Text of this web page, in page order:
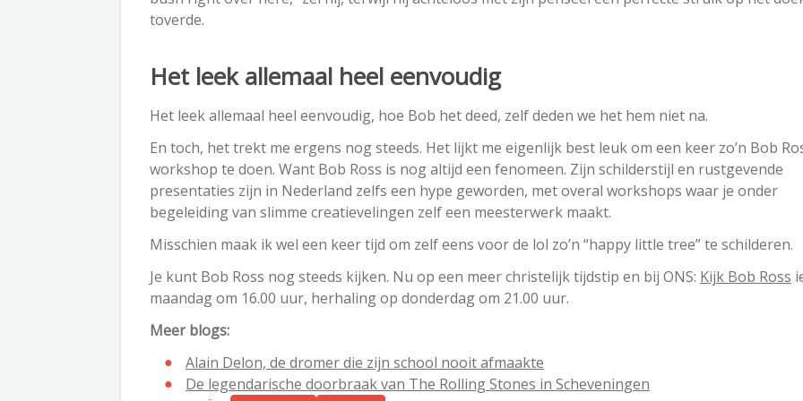
toverde.
Het leek allemaal heel eenvoudig
Het leek allemaal heel eenvoudig, hoe Bob het deed, zelf deden we het hem niet na.
En toch, het trekt me ergens nog steeds. Het lijkt me eigenlijk best leuk om een keer zo’n Bob
workshop te doen. Want Bob Ross is nog altijd een fenomeen. Zijn schilderstijl en rustgevende
presentaties zijn in Nederland zelfs een hype geworden, met overal workshops waar je onder
begeleiding van slimme creatievelingen zelf een meesterwerk maakt.
Misschien maak ik wel een keer tijd om zelf eens voor de lol zo’n “happy little tree” te schilderen.
Je kunt Bob Ross nog steeds kijken. Nu op een meer christelijk tijdstip en bij ONS: Kijk Bob Ross
maandag om 16.00 uur, herhaling op donderdag om 21.00 uur.
Meer blogs:
Alain Delon, de dromer die zijn school nooit afmaakte
De legendarische doorbraak van The Rolling Stones in Scheveningen